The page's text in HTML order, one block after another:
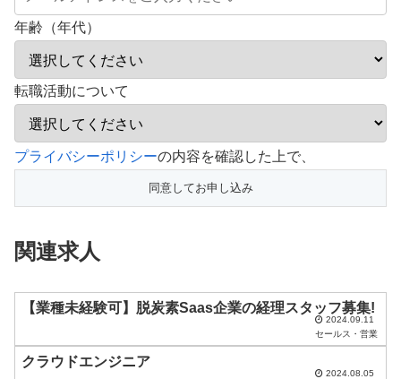
年齢（年代）
転職活動について
こ
フ
ー
空
プライバシーポリシーの内容を確認した上で、
関連求人
【業種未経験可】脱炭素Saas企業の経理スタッフ募集!
2024.09.11
セールス・営業
クラウドエンジニア
2024.08.05